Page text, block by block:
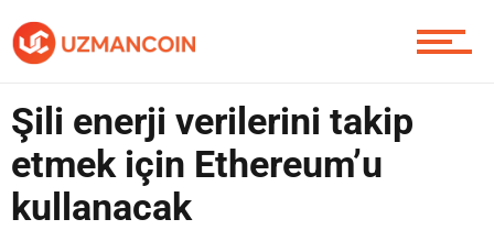
Yazarlardan
Piyasa
Şili enerji verilerini takip
etmek için Ethereum’u
kullanacak